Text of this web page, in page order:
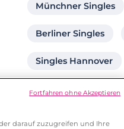
Münchner Singles
Berliner Singles
Singles Hannover
Dating Tipps
Eine Dating-Seite
darauf zuzugreifen und Ihre
Fortfahren ohne Akzeptieren